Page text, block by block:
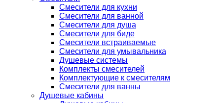
Смесители для кухни
Смесители для ванной
Смесители для душа
Смесители для биде
Смесители встраиваемые
Смесители для умывальника
Душевые системы
Комплекты смесителей
Комплектующие к смесителям
Смесители для ванны
Душевые кабины